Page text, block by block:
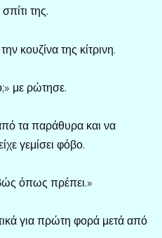
της.
κουζίνα της κίτρινη.
με ρώτησε.
τα παράθυρα και να
γεμίσει φόβο.
όπως πρέπει.»
για πρώτη φορά μετά από